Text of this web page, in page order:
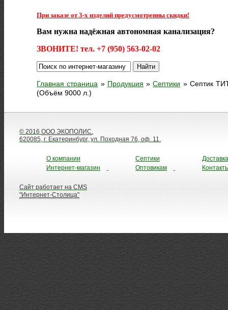
При заказе от 3-х изделий предусмотренны скидки!
Вам нужна надёжная автономная канализация?
ЗВОНИТЕ! тел. +7 (950) 563-02-02
Главная страница » Продукция » Септики »Септик
(Объём 9000 л.)
© 2016 ООО ЭКОПОЛИС
620085, г. Екатеринбург, ул. Походная 76, оф. 11.
О компании
Интернет-магазин
Септики
Оптовикам
Доставка
Сайт работает на CMS
"Интернет-Столица"